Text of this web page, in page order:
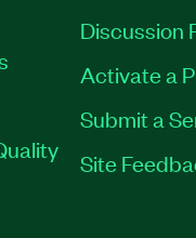
Discussion
Activate a
Submit a
Site